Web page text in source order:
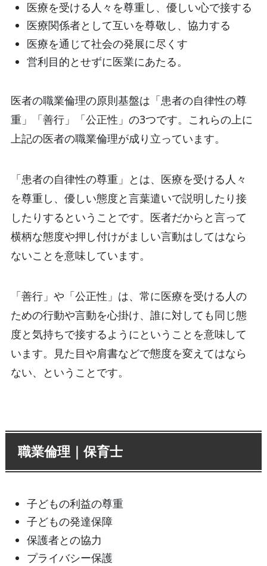
医療を受ける人々を尊重し、優しい心で接する
医療関係者として互いを尊敬し、協力する
医療を通じて社会の発展に尽くす
営利目的とせずに医業にあたる。
医者の職業倫理の原則基盤は「患者の自律性の尊
重」「善行」「公正性」の3つです。これらの上に
上記の医者の職業倫理が成り立っています。
「患者の自律性の尊重」とは、医療を受ける人々
を尊重し、優しい態度と言葉遣いで説明したり接
したりするということです。医者だからと言って
横柄な態度や押し付けがましい言動はしてはなら
ないことを意味しています。
「善行」や「公正性」は、常に医療を受ける人の
ための行動や言動を心掛け、誰に対しても同じ態
度と気持ちで接するようにということを意味して
います。見た目や肩書などで態度を変えてはなら
ない、ということです。
職業倫理｜保育士
子どもの利益の尊重
子どもの発達保障
保護者との協力
プライバシー保護